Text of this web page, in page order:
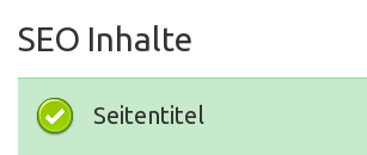
SEO Inhalte
Seitentitel